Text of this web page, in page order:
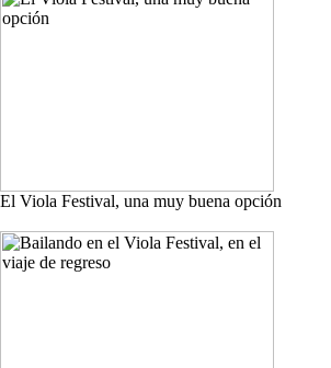
El Viola Festival, una muy buena opción